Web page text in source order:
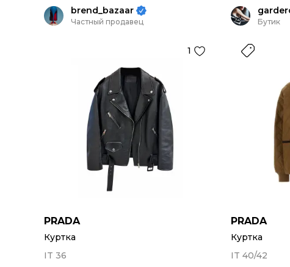
brend_bazaar
Частный продавец
1
PRADA
Куртка
IT 36
Бутик
PRADA
Куртка
IT 40/42